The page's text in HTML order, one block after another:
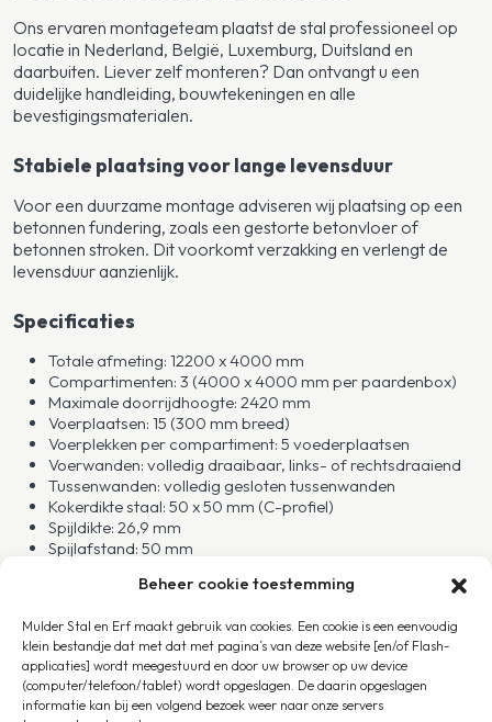
Beheer cookie toestemming
Mulder Stal en Erf maakt gebruik van cookies. Een cookie is een eenvoudig
klein bestandje dat met dat met pagina’s van deze website [en/of Flash-
applicaties] wordt meegestuurd en door uw browser op uw device
(computer/telefoon/tablet) wordt opgeslagen. De daarin opgeslagen
informatie kan bij een volgend bezoek weer naar onze servers
Ons ervaren montageteam plaatst de stal professioneel op
locatie in Nederland, België, Luxemburg, Duitsland en
daarbuiten. Liever zelf monteren? Dan ontvangt u een
duidelijke handleiding, bouwtekeningen en alle
bevestigingsmaterialen.
Stabiele plaatsing voor lange levensduur
Voor een duurzame montage adviseren wij plaatsing op een
betonnen fundering, zoals een gestorte betonvloer of
betonnen stroken. Dit voorkomt verzakking en verlengt de
levensduur aanzienlijk.
Specificaties
Totale afmeting: 12200 x 4000 mm
Compartimenten: 3 (4000 x 4000 mm per paardenbox)
Maximale doorrijdhoogte: 2420 mm
Voerplaatsen: 15 (300 mm breed)
Voerplekken per compartiment: 5 voederplaatsen
Voerwanden: volledig draaibaar, links- of rechtsdraaiend
Tussenwanden: volledig gesloten tussenwanden
Kokerdikte staal: 50 x 50 mm (C-profiel)
Spijldikte: 26,9 mm
Spijlafstand: 50 mm
Materiaal: thermisch verzinkt staal (volbad gegalvaniseerd,
Planksoort: zwart/bruin kunststof of bamboe
Plankdikte: 32 mm
Toepassing: privé- en pensionstallen, maneges,
fokbedrijven, groepshuisvesting
Onderhoudsvrij, geschikt voor intensief gebruik